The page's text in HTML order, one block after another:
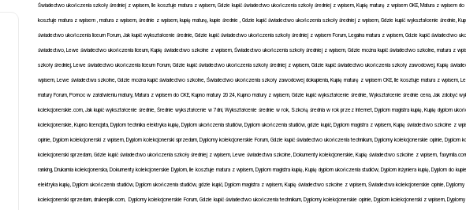
Świadectwo ukończenia szkoły średniej z wpisem, Ile kosztuje matura z wpisem, Gdzie kupić świadectwo ukończenia szkoły średniej z wpisem, Kupię maturę z wpisem OKE, Matura z wpisem
kosztuje matura z wpisem , matura z wpisem, średnie z wpisem, kupię maturę, kupie średnie , Gdzie kupić świadectwo ukończenia szkoły średniej z wpisem, Gdzie kupić wykształcenie średnie,
świadectwo ukończenia liceum Forum, Jak kupić wykształcenie średnie, Gdzie kupić świadectwo ukończenia szkoły średniej z wpisem Forum, Legalna matura z wpisem, Gdzie kupić świadectwo
świadectwo, Lewe świadectwo ukończenia liceum, Kupię świadectwo szkolne z wpisem, Świadectwo ukończenia szkoły średniej z wpisem, Gdzie można kupić świadectwo szkolne, matura z
szkoły średniej, Lewe świadectwo ukończenia liceum Forum, Gdzie kupić świadectwo ukończenia szkoły średniej z wpisem, Gdzie kupić świadectwo ukończenia szkoły zawodowej, Kupię
wpisem, Lewe świadectwa szkolne, Gdzie można kupić świadectwo szkolne, Świadectwo ukończenia szkoły zawodowej dokupienia, Kupię maturę z wpisem CKE, Ile kosztuje matura z wpisem,
matury Forum, Pomoc w załatwieniu matury, Matura z wpisem do CKE, Kupno matury 2024, Kupno matury z wpisem, Gdzie kupić wykształcenie średnie, Wykształcenie średnie cena, Jak zdobyć
kolekcjonerskie.com, Jak kupić wykształcenie średnie, Średnie wykształcenie w 7dni, Wykształcenie średnie w rok, Szkołą średnia w rok przez Internet, Dyplom magistra kupię, Kupię dyplom
kolekcjonerskie, Kupno licencjata, Dyplom technika elektryka kupię, Dyplom ukończenia studiów, Dyplom ukończenia studiów, gdzie kupić, Dyplom magistra z wpisem, Kupię świadectwo szkolne z
opinie, Dyplom kolekcjonerski z wpisem, Dyplom kolekcjonerski sprzedam, Dyplomy kolekcjonerskie Forum, Gdzie kupić świadectwo ukończenia technikum, Dyplomy kolekcjonerskie opinie, Dyplom
kolekcjonerski sprzedam, Gdzie kupić świadectwo ukończenia szkoły średniej z wpisem, Lewe świadectwa szkolne, Dokumenty kolekcjonerskie, Kupię świadectwo szkolne z wpisem,
ranking, Drukarnia kolekcjonerska, Dokumenty kolekcjonerskie Dyplom, Ile kosztuje matura z wpisem, Dyplom magistra kupię, Kupię dyplom ukończenia studiów, Dyplom inżyniera kupię, Dyplom do
elektryka kupię, Dyplom ukończenia studiów, Dyplom ukończenia studiów, gdzie kupić, Dyplom magistra z wpisem, Kupię świadectwo szkolne z wpisem, Świadectwa kolekcjonerskie opinie,
kolekcjonerski sprzedam, drukreplik.com, Dyplomy kolekcjonerskie Forum, Gdzie kupić świadectwo ukończenia technikum, Dyplomy kolekcjonerskie opinie, Dyplom kolekcjonerski z wpisem,
Dyplom z wpisem opinie
30 kwietnia, 2026